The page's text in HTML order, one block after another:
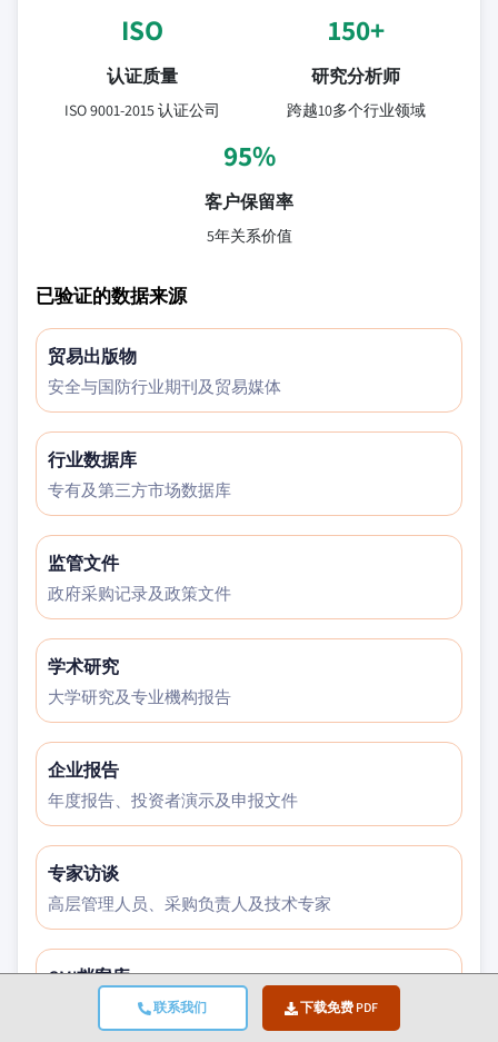
联系我们 下载免费 PDF
ISO
认证质量
ISO 9001-2015 认证公司
150+
研究分析师
跨越10多个行业领域
95%
客户保留率
5年关系价值
已验证的数据来源
贸易出版物
安全与国防行业期刊及贸易媒体
行业数据库
专有及第三方市场数据库
监管文件
政府采购记录及政策文件
学术研究
大学研究及专业機构报告
企业报告
年度报告、投资者演示及申报文件
专家访谈
高层管理人员、采购负责人及技术专家
GMI档案库
覆盖30余个行业领域的逶13,000项已发布研究